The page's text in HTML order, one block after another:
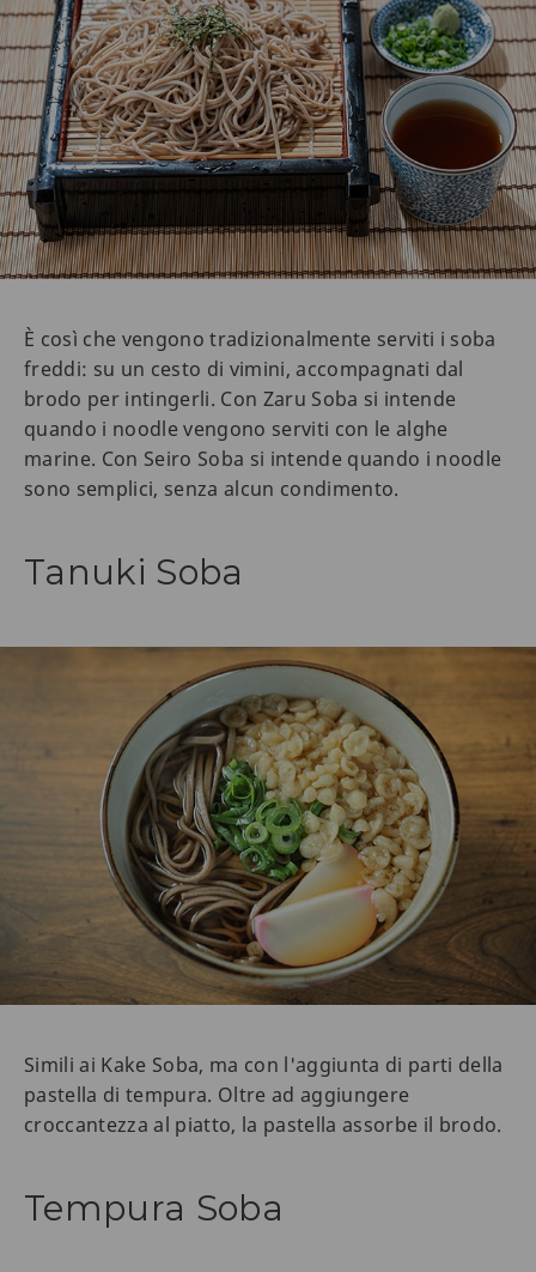
È così che vengono tradizionalmente serviti i soba
freddi: su un cesto di vimini, accompagnati dal
brodo per intingerli. Con Zaru Soba si intende
quando i noodle vengono serviti con le alghe
marine. Con Seiro Soba si intende quando i noodle
sono semplici, senza alcun condimento.
Tanuki Soba
Simili ai Kake Soba, ma con l'aggiunta di parti della
pastella di tempura. Oltre ad aggiungere
croccantezza al piatto, la pastella assorbe il brodo.
Tempura Soba